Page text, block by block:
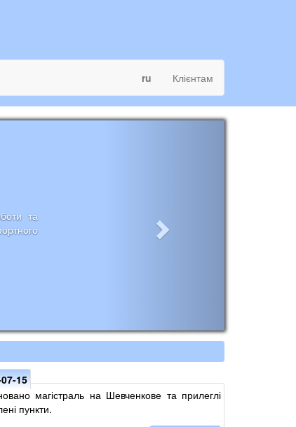
ru Клієнтам
та
15
магістраль на Шевченкове та прилеглі
пункти.